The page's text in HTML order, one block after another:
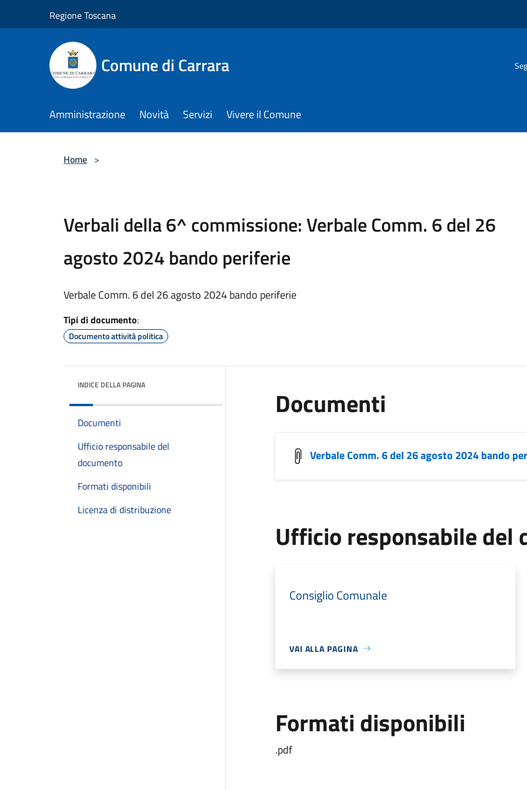
Regione Toscana
Comune di Carrara
Amministrazione Novità Servizi Vivere il Comune
Home >
Verbali della 6^ commissione: Verbale Comm. 6 del 26
agosto 2024 bando periferie
Verbale Comm. 6 del 26 agosto 2024 bando periferie
Tipi di documento:
Documento attività politica
INDICE DELLA PAGINA
Documenti
Ufficio responsabile del
documento
Formati disponibili
Licenza di distribuzione
Documenti
Verbale Comm. 6 del 26 agosto 2024 bando
Ufficio responsabile del
Consiglio Comunale
VAI ALLA PAGINA
Formati disponibili
.pdf